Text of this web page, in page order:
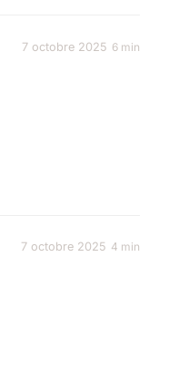
7 octobre 2025 6 min
7 octobre 2025 4 min